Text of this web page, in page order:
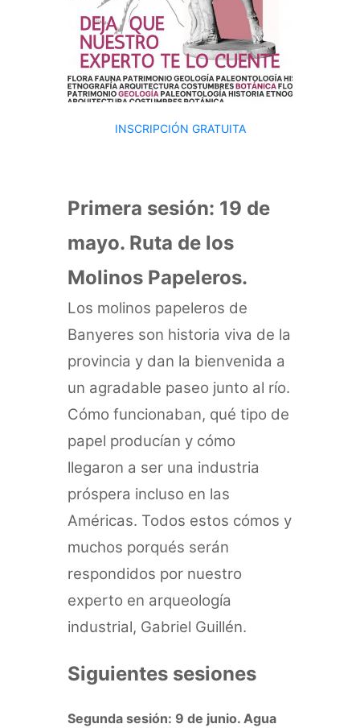
INSCRIPCIÓN GRATUITA
Primera sesión: 19 de
mayo. Ruta de los
Molinos Papeleros.
Los molinos papeleros de
Banyeres son historia viva de la
provincia y dan la bienvenida a
un agradable paseo junto al río.
Cómo funcionaban, qué tipo de
papel producían y cómo
llegaron a ser una industria
próspera incluso en las
Américas. Todos estos cómos y
muchos porqués serán
respondidos por nuestro
experto en arqueología
industrial, Gabriel Guillén.
Siguientes sesiones
Segunda sesión: 9 de junio. Agua